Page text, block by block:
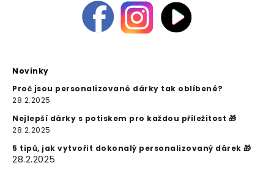
Novinky
Proč jsou personalizované dárky tak oblíbené?
28.2.2025
Nejlepší dárky s potiskem pro každou příležitost 🎁
28.2.2025
5 tipů, jak vytvořit dokonalý personalizovaný dárek 🎁
28.2.2025